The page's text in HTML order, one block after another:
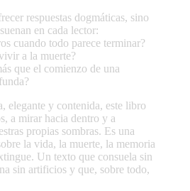
respuestas dogmáticas, sino
en cada lector:
cuando todo parece terminar?
a la muerte?
que el comienzo de una
elegante y contenida, este libro
a mirar hacia dentro y a
propias sombras. Es una
la vida, la muerte, la memoria
Un texto que consuela sin
sin artificios y que, sobre todo,